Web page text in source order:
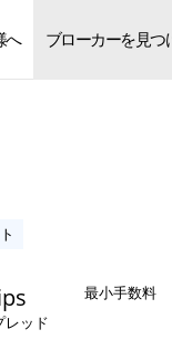
へ ブローカーを見つ
日本語
レッド
最小手数料